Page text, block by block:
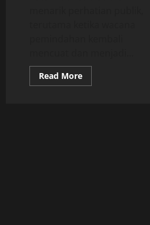
Read MoreRead
more